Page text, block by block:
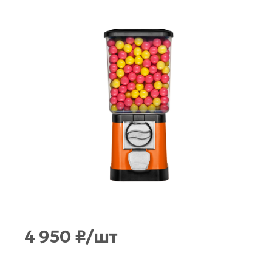
4 950 ₽/шт